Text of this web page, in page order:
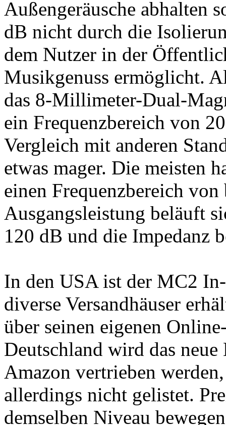
Außengeräusche abhalten
dB nicht durch die
dem Nutzer in der
Musikgenuss ermöglicht.
das 8-Millimeter-Dual-
ein Frequenzbereich von
Vergleich mit anderen
etwas mager. Die meisten
einen Frequenzbereich
Ausgangsleistung beläuft
120 dB und die Impedanz
In den USA ist der MC2
diverse Versandhäuser
über seinen eigenen
Deutschland wird das
Amazon vertrieben
allerdings nicht gelistet.
demselben Niveau